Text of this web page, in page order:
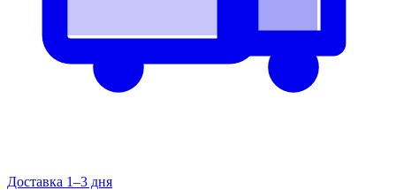
Доставка 1–3 дня